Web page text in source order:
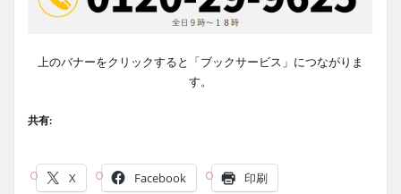
上のバナーをクリックすると「ブックサービス」につながりま
す。
共有:
X Facebook 印刷